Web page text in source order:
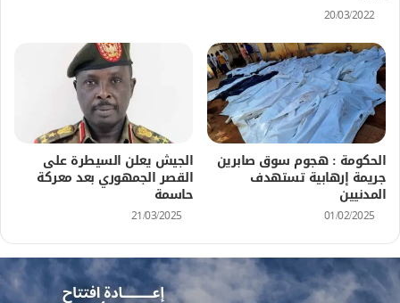
20/03/2022
الحكومة : هجوم سوق صابرين
جريمة إرهابية تستهدف
المدنيين
01/02/2025
الجيش يعلن السيطرة على
القصر الجمهوري بعد معركة
حاسمة
21/03/2025